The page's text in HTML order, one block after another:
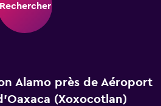
Rechercher
Alamo près de Aéroport
(Xoxocotlan)